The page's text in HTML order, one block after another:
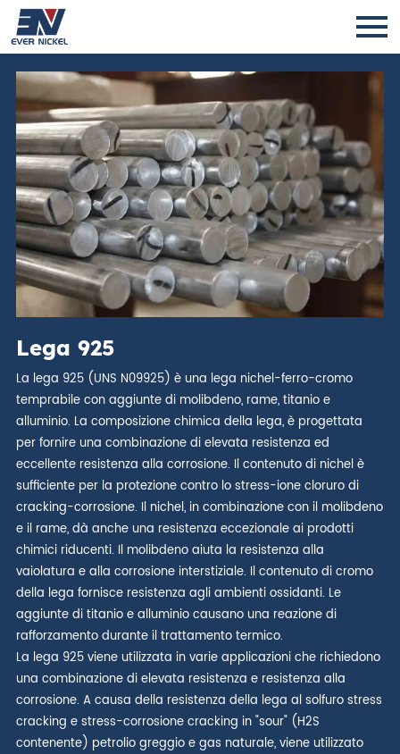
Lega 925
La lega 925 (UNS N09925) è una lega nichel-ferro-cromo
temprabile con aggiunte di molibdeno, rame, titanio e
alluminio. La composizione chimica della lega, è progettata
per fornire una combinazione di elevata resistenza ed
eccellente resistenza alla corrosione. Il contenuto di nichel è
sufficiente per la protezione contro lo stress-ione cloruro di
cracking-corrosione. Il nichel, in combinazione con il molibdeno
e il rame, dà anche una resistenza eccezionale ai prodotti
chimici riducenti. Il molibdeno aiuta la resistenza alla
vaiolatura e alla corrosione interstiziale. Il contenuto di cromo
della lega fornisce resistenza agli ambienti ossidanti. Le
aggiunte di titanio e alluminio causano una reazione di
rafforzamento durante il trattamento termico.
La lega 925 viene utilizzata in varie applicazioni che richiedono
una combinazione di elevata resistenza e resistenza alla
corrosione. A causa della resistenza della lega al solfuro stress
cracking e stress-corrosione cracking in "sour" (H2S
contenente) petrolio greggio e gas naturale, viene utilizzato